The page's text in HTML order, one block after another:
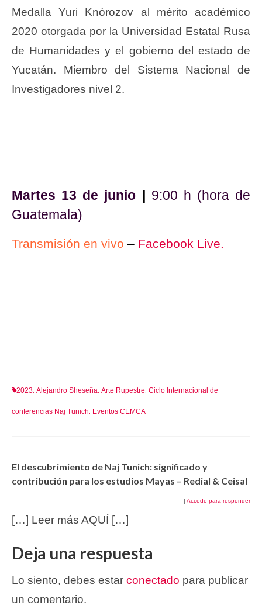
Medalla Yuri Knórozov al mérito académico
2020 otorgada por la Universidad Estatal Rusa
de Humanidades y el gobierno del estado de
Yucatán. Miembro del Sistema Nacional de
Investigadores nivel 2.
Martes 13 de junio
9:00 h (hora de
Guatemala)
Transmisión en vivo – Facebook Live.
2023, Alejandro Sheseña, Arte Rupestre, Ciclo Internacional de
conferencias Naj Tunich, Eventos CEMCA
El descubrimiento de Naj Tunich: significado y
contribución para los estudios Mayas – Redial & Ceisal
| Accede para responder
[…] Leer más AQUÍ […]
Deja una respuesta
Lo siento, debes estar conectado para publicar
un comentario.